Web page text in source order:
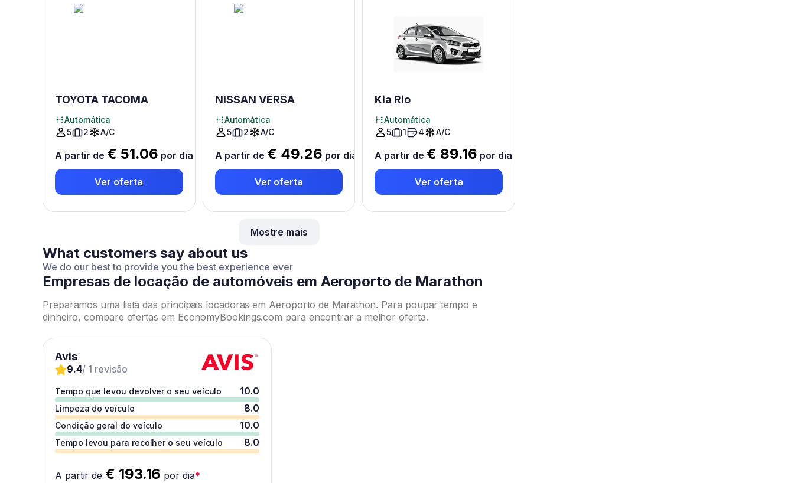
TOYOTA TACOMA
Automática
5
2 A/C
A partir de € 51.06 por dia
Ver oferta
NISSAN VERSA
Automática
5
2 A/C
A partir de € 49.26 por dia
Ver oferta
Kia Rio
Automática
5
1 4 A/C
A partir de € 89.16 por dia
Ver oferta
Mostre mais
What customers say about us
We do our best to provide you the best experience ever
Empresas de locação de automóveis em Aeroporto de Marathon
Preparamos uma lista das principais locadoras em Aeroporto de Marathon. Para poupar tempo e
dinheiro, compare ofertas em EconomyBookings.com para encontrar a melhor oferta.
Avis
9.4/ 1 revisão
Tempo que levou devolver o seu veículo 10.0
Limpeza do veículo 8.0
Condição geral do veículo 10.0
Tempo levou para recolher o seu veículo 8.0
A partir de € 193.16 por dia*